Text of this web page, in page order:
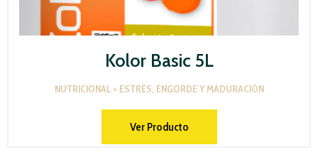
Kolor Basic 5L
NUTRICIONAL > ESTRÉS, ENGORDE Y MADURACIÓN
Ver Producto